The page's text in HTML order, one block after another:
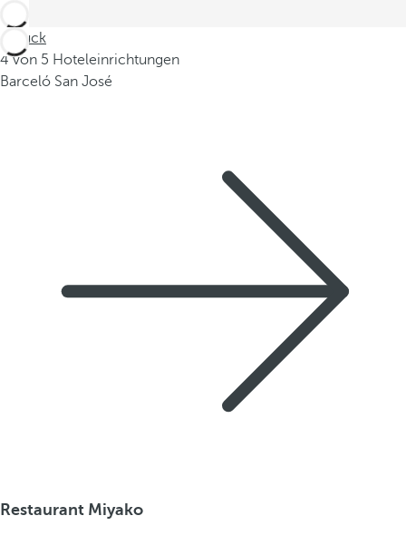
Zurück
4 von 5 Hoteleinrichtungen
Barceló San José
Restaurant Miyako